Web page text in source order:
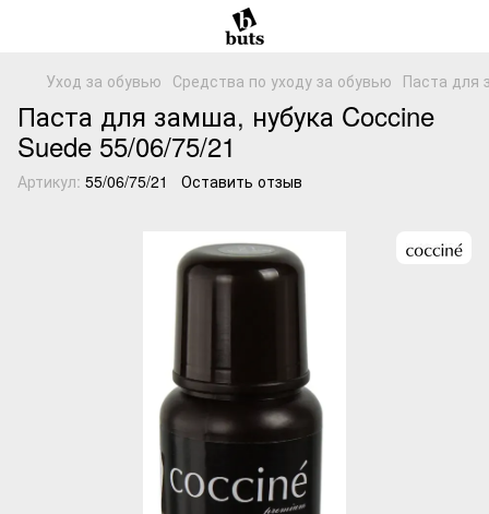
Уход за обувью Средства по уходу за обувью Паста для
Паста для замша, нубука Coccine
Suede 55/06/75/21
Артикул: 55/06/75/21 Оставить отзыв